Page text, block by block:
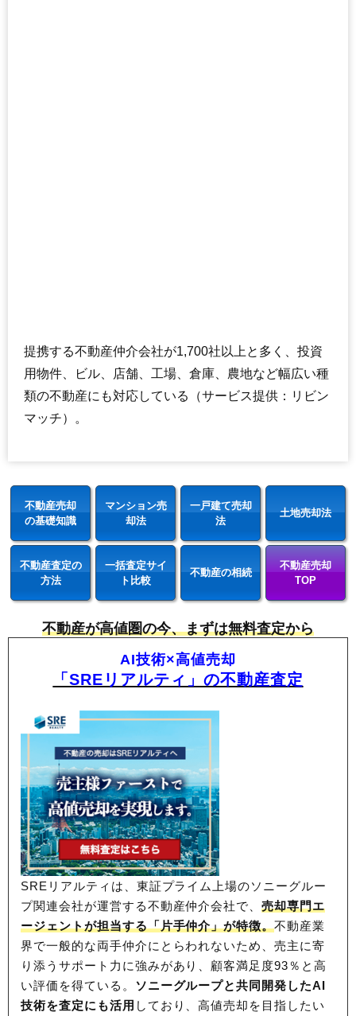
提携する不動産仲介会社が1,700社以上と多く、投資
用物件、ビル、店舗、工場、倉庫、農地など幅広い種
類の不動産にも対応している（サービス提供：リビン
マッチ）。
不動産売却
の基礎知識
マンション売
却法
一戸建て売却
法
土地売却法
不動産査定の
方法
一括査定サイ
ト比較
不動産の相続
不動産売却
TOP
不動産が高値圏の今、まずは無料査定から
AI技術×高値売却
「SREリアルティ」の不動産査定
SREリアルティは、東証プライム上場のソニーグルー
プ関連会社が運営する不動産仲介会社で、売却専門エ
ージェントが担当する「片手仲介」が特徴。不動産業
界で一般的な両手仲介にとらわれないため、売主に寄
り添うサポート力に強みがあり、顧客満足度93％と高
い評価を得ている。 ソニーグループと共同開発したAI
技術を査定にも活用 しており、高値売却を目指したい